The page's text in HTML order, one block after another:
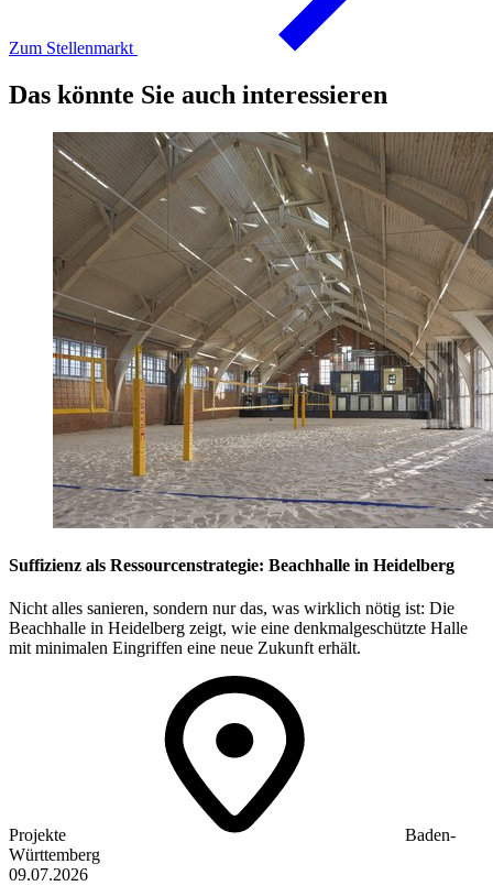
Zum Stellenmarkt
Das könnte Sie auch interessieren
Suffizienz als Ressourcenstrategie: Beachhalle in Heidelberg
Nicht alles sanieren, sondern nur das, was wirklich nötig ist: Die
Beachhalle in Heidelberg zeigt, wie eine denkmalgeschützte Halle
mit minimalen Eingriffen eine neue Zukunft erhält.
Projekte
Baden-
Württemberg
09.07.2026